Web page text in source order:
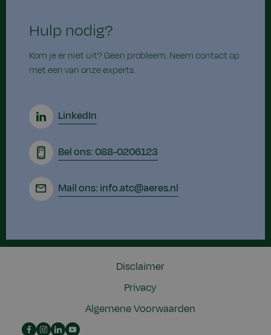
Hulp nodig?
Kom je er niet uit? Geen probleem. Neem contact op
met een van onze experts.
LinkedIn
Bel ons: 088-0206123
Mail ons: info.atc@aeres.nl
Disclaimer
Privacy
Algemene Voorwaarden
InstaLinkedInyoutube